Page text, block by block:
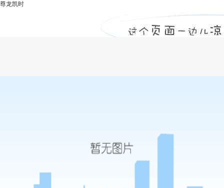
水利水电工程中正确运用安全监理的五项
尊龙凯时